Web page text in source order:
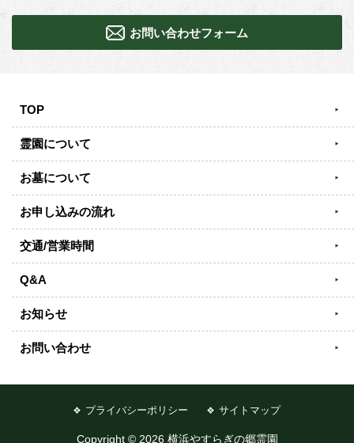
お問い合わせフォーム
TOP
霊園について
お墓について
お申し込みの流れ
交通/営業時間
Q&A
お知らせ
お問い合わせ
プライバシーポリシー サイトマップ
Copyright © 2026 横浜やすらぎの郷霊園